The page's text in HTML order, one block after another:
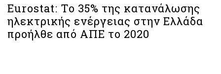
Eurostat: Το 35% της κατανάλωσης
ηλεκτρικής ενέργειας στην Ελλάδα
προήλθε από ΑΠΕ το 2020